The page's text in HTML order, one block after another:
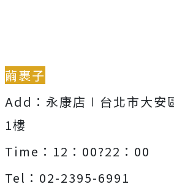
繭裹子
Add：永康店∣台北市大安
1樓
Time：12：00?22：00
Tel：02-2395-6991